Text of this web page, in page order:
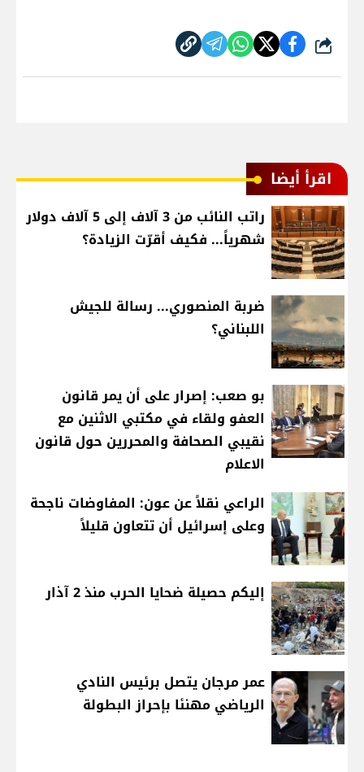
شارك
اقرأ أيضا
راتب النائب من 3 آلاف إلى 5 آلاف دولار
شهرياً... فكيف أقرّت الزيادة؟
ضربة المنصوري... رسالة للجيش
اللبناني؟
بو صعب: إصرار على أن يمر قانون
العفو ولقاء في مكتبي الاثنين مع
نقيبي الصحافة والمحررين حول قانون
الاعلام
الراعي نقلاً عن عون: المفاوضات ناجحة
وعلى إسرائيل أن تتعاون قليلاً
إليكم حصيلة ضحايا الحرب منذ 2 آذار
عمر مرجان يتصل برئيس النادي
الرياضي مهنئا بإحراز البطولة